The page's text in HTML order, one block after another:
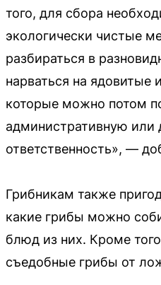
того, для сбора
экологически чистые
разбираться в
нарваться на ядовитые
которые можно потом
административную или
ответственность», —
Грибникам также
какие грибы можно
блюд из них. Кроме
съедобные грибы от